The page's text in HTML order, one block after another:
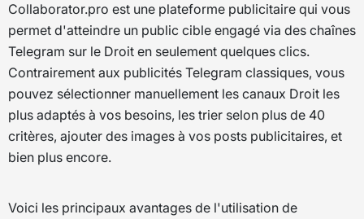
Collaborator.pro est une plateforme publicitaire qui vous
permet d'atteindre un public cible engagé via des chaînes
Telegram sur le Droit en seulement quelques clics.
Contrairement aux publicités Telegram classiques, vous
pouvez sélectionner manuellement les canaux Droit les
plus adaptés à vos besoins, les trier selon plus de 40
critères, ajouter des images à vos posts publicitaires, et
bien plus encore.
Voici les principaux avantages de l'utilisation de